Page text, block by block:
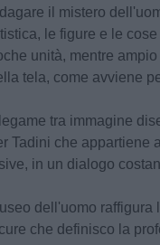
il mistero
le figure e le
unità, mentre
tela, come avviene
legame tra immagine
Tadini che appartiene
in un dialogo
dell'uomo raffigura
che definisco la